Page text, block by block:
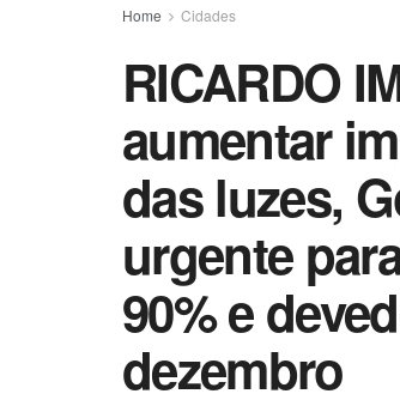
Home Cidades
RICARDO
aumentar
das luzes,
urgente
90% e
dezembro